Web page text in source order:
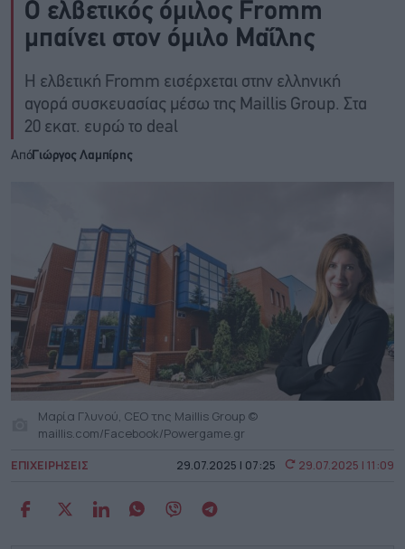
Ο ελβετικός όμιλος Fromm
μπαίνει στον όμιλο Μαΐλης
Η ελβετική Fromm εισέρχεται στην ελληνική
αγορά συσκευασίας μέσω της Maillis Group. Στα
20 εκατ. ευρώ το deal
ΑπόΓιώργος Λαμπίρης
Μαρία Γλυνού, CEO της Maillis Group ©
maillis.com/Facebook/Powergame.gr
ΕΠΙΧΕΙΡΗΣΕΙΣ 29.07.2025 | 07:25 29.07.2025 | 11:09